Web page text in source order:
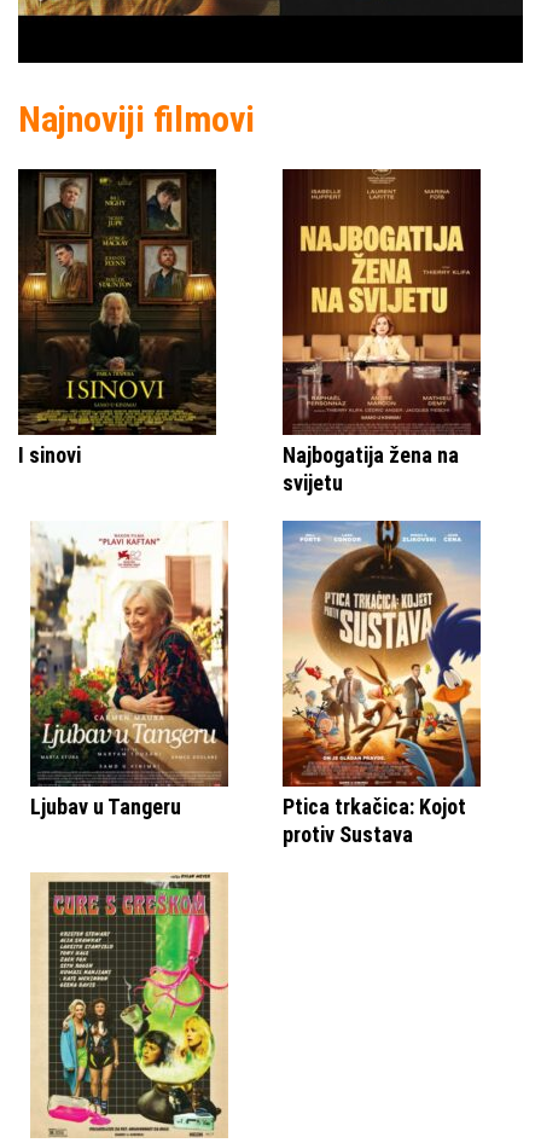
Najnoviji filmovi
I sinovi
Najbogatija žena na
svijetu
Ljubav u Tangeru
Ptica trkačica: Kojot
protiv Sustava